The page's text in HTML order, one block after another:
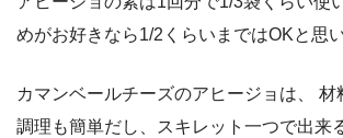
めがお好きなら1/2くらいまではOKと思い
カマンベールチーズのアヒージョは、
材
調理も簡単だし、スキレット一つで出来